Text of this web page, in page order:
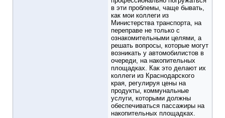
в эти проблемы, чаще бывать,
как мои коллеги из
Министерства транспорта, на
переправе не только с
ознакомительными целями, а
решать вопросы, которые могут
возникать у автомобилистов в
очереди, на накопительных
площадках. Как это делают их
коллеги из Краснодарского
края, регулируя цены на
продукты, коммунальные
услуги, которыми должны
обеспечиваться пассажиры на
накопительных площадках.